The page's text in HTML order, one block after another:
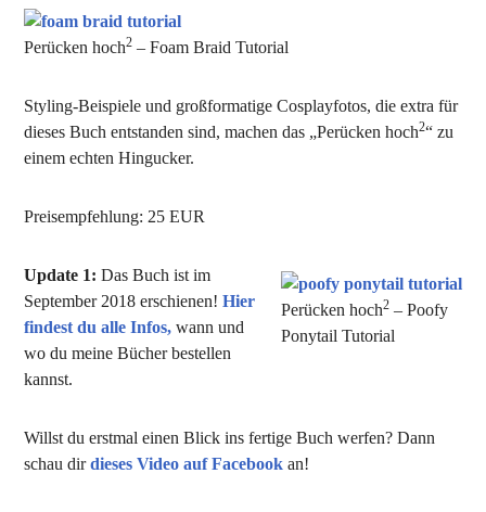
Perücken hoch2 – Foam Braid Tutorial
Styling-Beispiele und großformatige Cosplayfotos, die extra für
dieses Buch entstanden sind, machen das „Perücken hoch2“ zu
einem echten Hingucker.
Preisempfehlung: 25 EUR
Perücken hoch2– Poofy
Ponytail Tutorial
Update 1: Das Buch ist im
September 2018 erschienen!Hier
findest du alle Infos,wann und
wo du meine Bücher bestellen
kannst.
Willst du erstmal einen Blick ins fertige Buch werfen? Dann
schau dirdieses Video auf Facebook an!